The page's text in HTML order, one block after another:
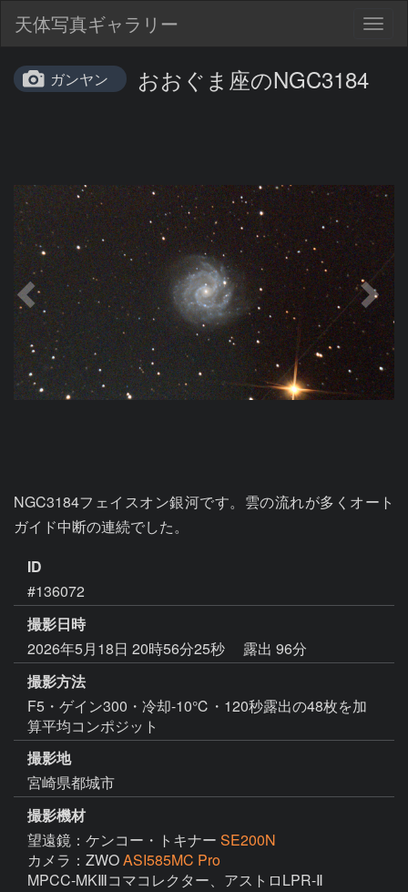
天体写真ギャラリー
ガンヤン おおぐま座のNGC3184
NGC3184フェイスオン銀河です。雲の流れが多くオート
ガイド中断の連続でした。
ID
#136072
撮影日時
2026年5月18日 20時56分25秒
露出 96分
撮影方法
F5・ゲイン300・冷却-10℃・120秒露出の48枚を加
算平均コンポジット
撮影地
宮崎県都城市
撮影機材
望遠鏡：ケンコー・トキナー SE200N
カメラ：ZWOASI585MC Pro